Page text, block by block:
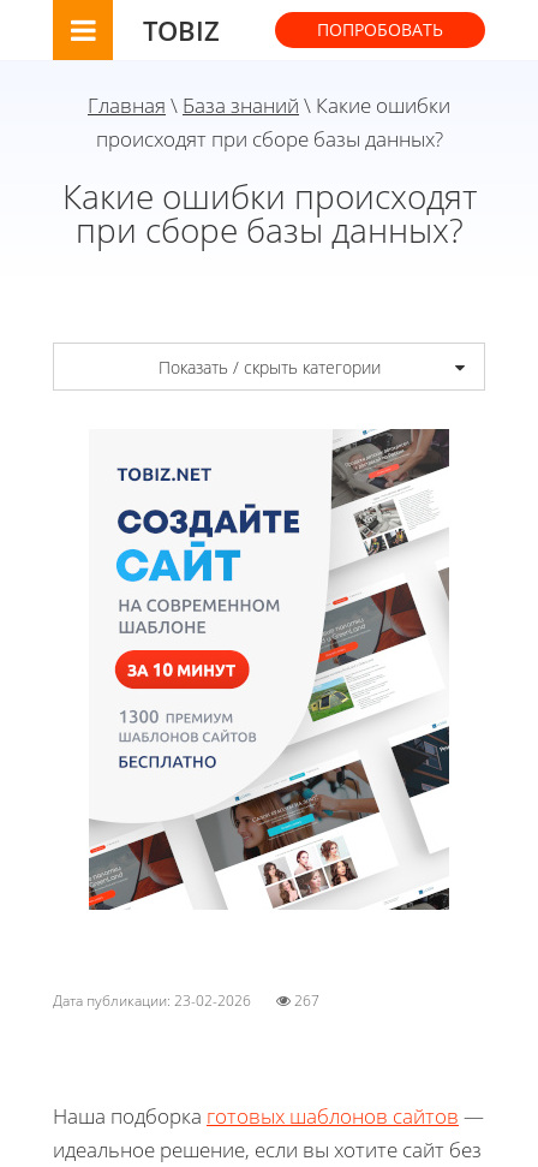
TOBIZ ПОПРОБОВАТЬ
Главная \ База знаний \ Какие ошибки
происходят при сборе базы данных?
Какие ошибки происходят
при сборе базы данных?
Показать / скрыть категории
Дата публикации: 23-02-2026 267
Наша подборка готовых шаблонов сайтов —
идеальное решение, если вы хотите сайт без